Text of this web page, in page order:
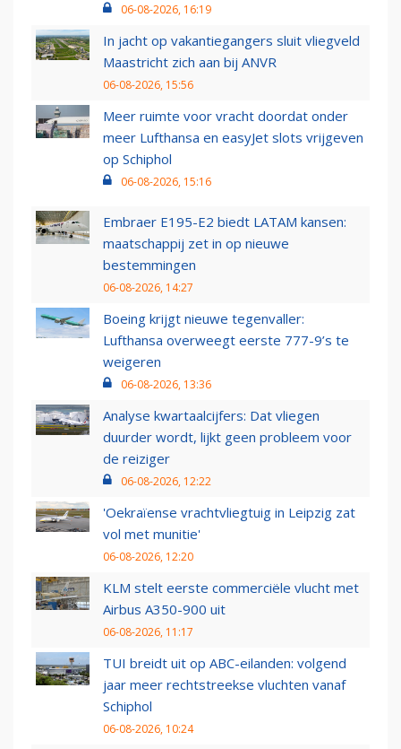
06-08-2026, 16:19
In jacht op vakantiegangers sluit vliegveld
Maastricht zich aan bij ANVR
06-08-2026, 15:56
Meer ruimte voor vracht doordat onder
meer Lufthansa en easyJet slots vrijgeven
op Schiphol
06-08-2026, 15:16
Embraer E195-E2 biedt LATAM kansen:
maatschappij zet in op nieuwe
bestemmingen
06-08-2026, 14:27
Boeing krijgt nieuwe tegenvaller:
Lufthansa overweegt eerste 777-9’s te
weigeren
06-08-2026, 13:36
Analyse kwartaalcijfers: Dat vliegen
duurder wordt, lijkt geen probleem voor
de reiziger
06-08-2026, 12:22
'Oekraïense vrachtvliegtuig in Leipzig zat
vol met munitie'
06-08-2026, 12:20
KLM stelt eerste commerciële vlucht met
Airbus A350-900 uit
06-08-2026, 11:17
TUI breidt uit op ABC-eilanden: volgend
jaar meer rechtstreekse vluchten vanaf
Schiphol
06-08-2026, 10:24